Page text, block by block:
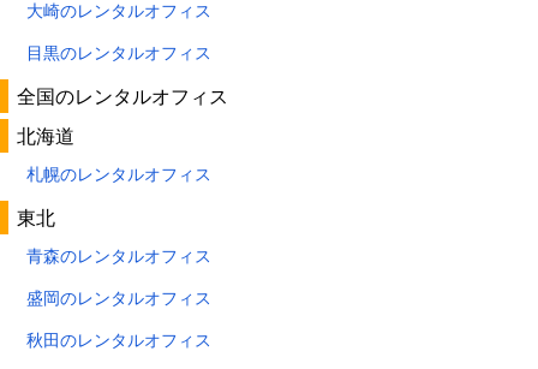
大崎のレンタルオフィス
目黒のレンタルオフィス
全国のレンタルオフィス
北海道
札幌のレンタルオフィス
東北
青森のレンタルオフィス
盛岡のレンタルオフィス
秋田のレンタルオフィス